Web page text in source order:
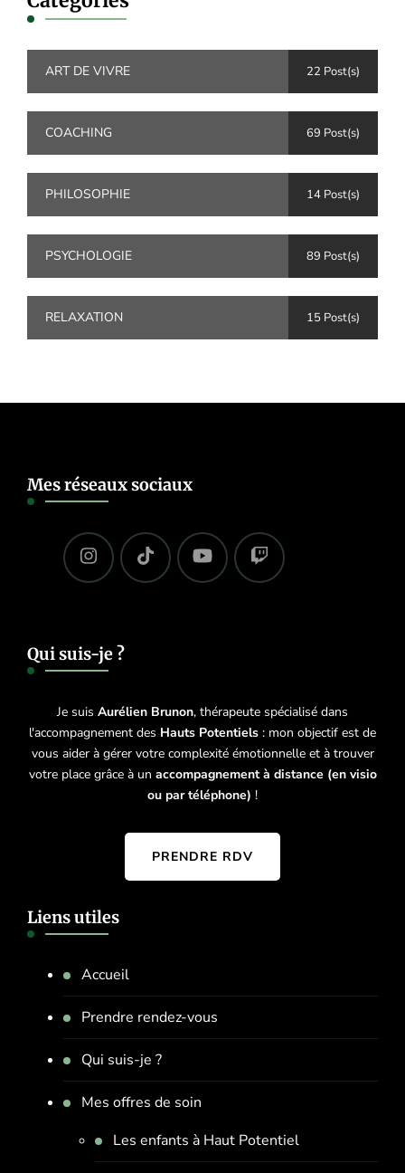
ART DE VIVRE 22 Post(s)
COACHING 69 Post(s)
PHILOSOPHIE 14 Post(s)
PSYCHOLOGIE 89 Post(s)
RELAXATION 15 Post(s)
Mes réseaux sociaux
Qui suis-je ?
Je suis Aurélien Brunon, thérapeute spécialisé dans
l'accompagnement des Hauts Potentiels : mon objectif est de
vous aider à gérer votre complexité émotionnelle et à trouver
votre place grâce à un accompagnement à distance (en visio
ou par téléphone) !
PRENDRE RDV
Liens utiles
Accueil
Prendre rendez-vous
Qui suis-je ?
Mes offres de soin
Les enfants à Haut Potentiel